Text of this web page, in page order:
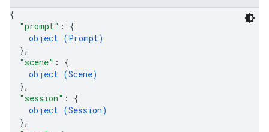
{
"prompt" : {
object (Prompt)
},
"scene" : {
object (Scene)
},
"session" : {
object (Session)
},